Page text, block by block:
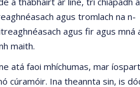
agus tromlach na n-
agus fir agus mná
maith.
atá faoi mhíchumas, mar
cúramóir. Ina theannta sin, is